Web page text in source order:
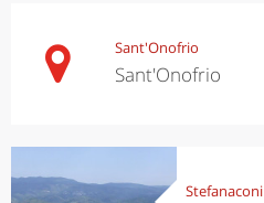
Sant'Onofrio
Sant'Onofrio
Stefanaconi